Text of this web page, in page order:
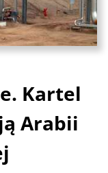
Kartel
Arabii